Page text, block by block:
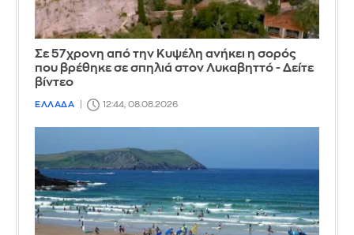
Σε 57χρονη από την Κυψέλη ανήκει η σορός
που βρέθηκε σε σπηλιά στον Λυκαβηττό - Δείτε
βίντεο
ΕΛΛΑΔΑ 12:44, 08.08.2026